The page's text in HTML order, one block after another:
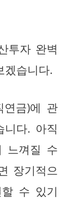
투자 완벽
겠습니다.
연금)에 관
다. 아직
느껴질 수
장기적으
수 있기